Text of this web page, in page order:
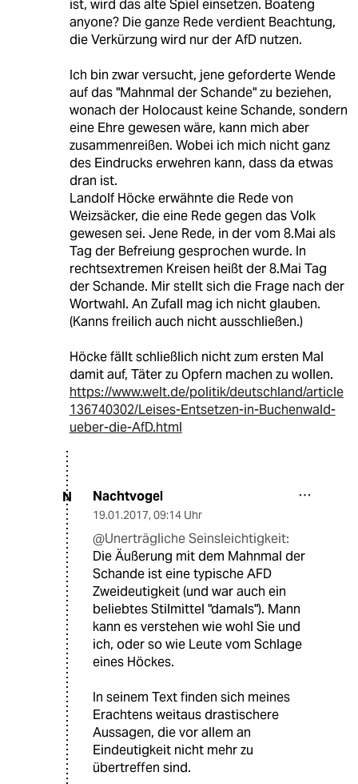
ist, wird das alte Spiel einsetzen. Boateng
anyone? Die ganze Rede verdient Beachtung,
die Verkürzung wird nur der AfD nutzen.
Ich bin zwar versucht, jene geforderte Wende
auf das "Mahnmal der Schande" zu beziehen,
wonach der Holocaust keine Schande, sondern
eine Ehre gewesen wäre, kann mich aber
zusammenreißen. Wobei ich mich nicht ganz
des Eindrucks erwehren kann, dass da etwas
dran ist.
Landolf Höcke erwähnte die Rede von
Weizsäcker, die eine Rede gegen das Volk
gewesen sei. Jene Rede, in der vom 8.Mai als
Tag der Befreiung gesprochen wurde. In
rechtsextremen Kreisen heißt der 8.Mai Tag
der Schande. Mir stellt sich die Frage nach der
Wortwahl. An Zufall mag ich nicht glauben.
(Kanns freilich auch nicht ausschließen.)
Höcke fällt schließlich nicht zum ersten Mal
damit auf, Täter zu Opfern machen zu wollen.
https://www.welt.de/politik/deutschland/article
136740302/Leises-Entsetzen-in-Buchenwald-
ueber-die-AfD.html
N Nachtvogel
19.01.2017, 09:14 Uhr
@Unerträgliche Seinsleichtigkeit:
Die Äußerung mit dem Mahnmal der
Schande ist eine typische AFD
Zweideutigkeit (und war auch ein
beliebtes Stilmittel "damals"). Mann
kann es verstehen wie wohl Sie und
ich, oder so wie Leute vom Schlage
eines Höckes.
In seinem Text finden sich meines
Erachtens weitaus drastischere
Aussagen, die vor allem an
Eindeutigkeit nicht mehr zu
übertreffen sind.